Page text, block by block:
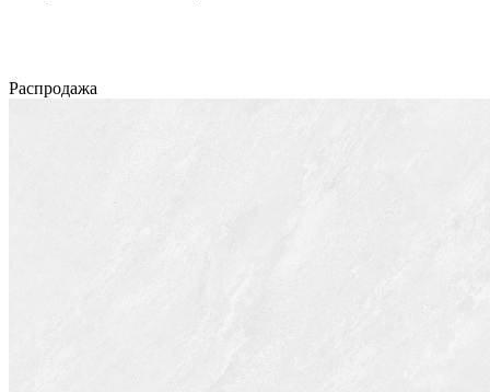
Распродажа